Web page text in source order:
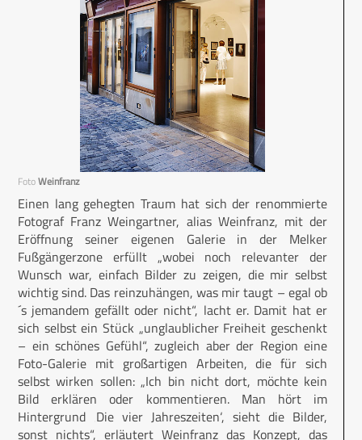
FotoWeinfranz
Einen lang gehegten Traum hat sich der renommierte
Fotograf Franz Weingartner, alias Weinfranz, mit der
Eröffnung seiner eigenen Galerie in der Melker
Fußgängerzone erfüllt „wobei noch relevanter der
Wunsch war, einfach Bilder zu zeigen, die mir selbst
wichtig sind. Das reinzuhängen, was mir taugt – egal ob
´s jemandem gefällt oder nicht“, lacht er. Damit hat er
sich selbst ein Stück „unglaublicher Freiheit geschenkt
– ein schönes Gefühl“, zugleich aber der Region eine
Foto-Galerie mit großartigen Arbeiten, die für sich
selbst wirken sollen: „Ich bin nicht dort, möchte kein
Bild erklären oder kommentieren. Man hört im
Hintergrund ‚Die vier Jahreszeiten‘, sieht die Bilder,
sonst nichts“, erläutert Weinfranz das Konzept, das